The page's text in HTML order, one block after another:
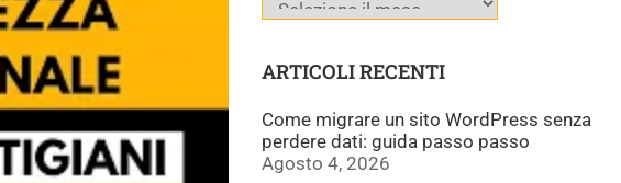
ARTICOLI RECENTI
Come migrare un sito WordPress senza
perdere dati: guida passo passo
Agosto 4, 2026